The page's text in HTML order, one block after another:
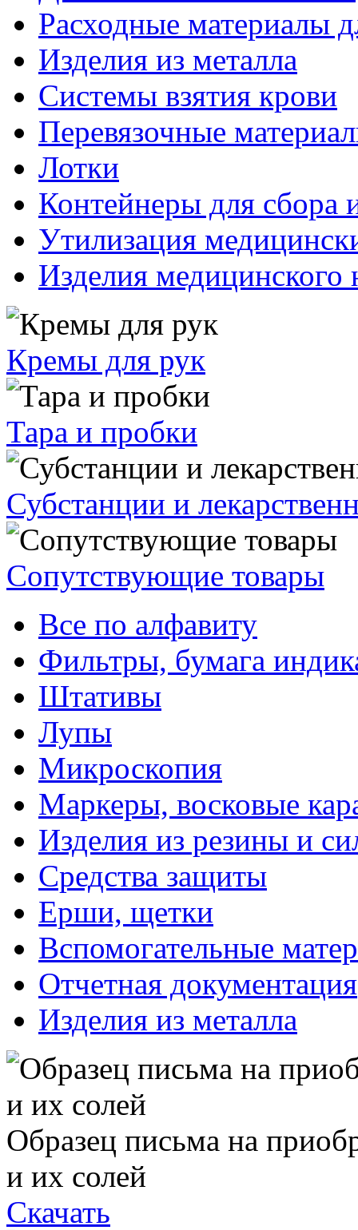
Расходные материалы
Изделия из металла
Системы взятия крови
Перевязочные
Лотки
Контейнеры для сбора
Утилизация
Изделия медицинского
Кремы для рук
Тара и пробки
Субстанции и
Сопутствующие товары
Все по алфавиту
Фильтры, бумага
Штативы
Лупы
Микроскопия
Маркеры, восковые
Изделия из резины и
Средства защиты
Ерши, щетки
Вспомогательные
Отчетная документация
Изделия из металла
Образец письма на
и их солей
Скачать